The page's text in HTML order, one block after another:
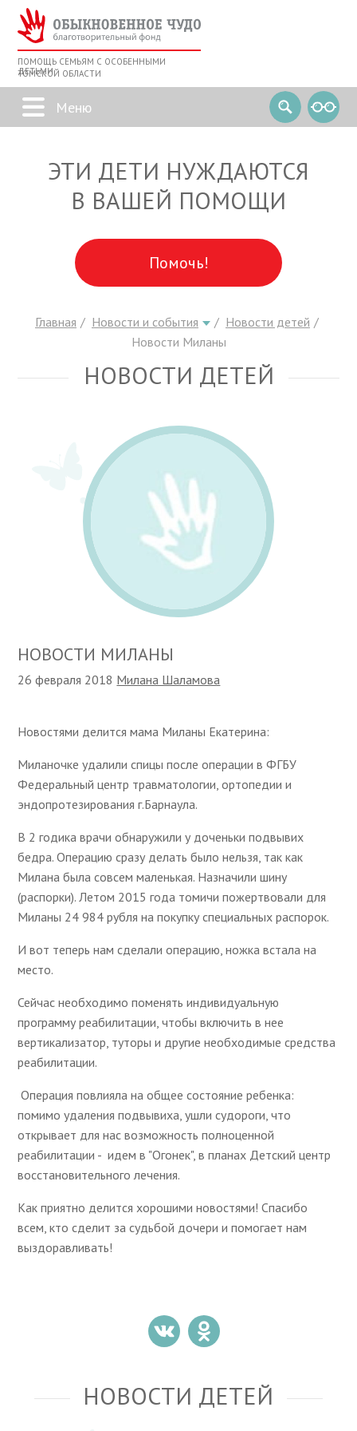
ПОМОЩЬ СЕМЬЯМ С ОСОБЕННЫМИ
ДЕТЬМИ
ТОМСКОЙ ОБЛАСТИ
ЭТИ ДЕТИ НУЖДАЮТСЯ
В ВАШЕЙ ПОМОЩИ
Помочь!
Главная Новости и события
Новости детей
Новости Миланы
НОВОСТИ ДЕТЕЙ
НОВОСТИ МИЛАНЫ
26 февраля 2018 Милана Шаламова
Новостями делится мама Миланы Екатерина:
Миланочке удалили спицы после операции в ФГБУ
Федеральный центр травматологии, ортопедии и
эндопротезирования г.Барнаула.
В 2 годика врачи обнаружили у доченьки подвывих
бедра. Операцию сразу делать было нельзя, так как
Милана была совсем маленькая. Назначили шину
(распорки). Летом 2015 года томичи пожертвовали для
Миланы 24 984 рубля на покупку специальных распорок.
И вот теперь нам сделали операцию, ножка встала на
место.
Сейчас необходимо поменять индивидуальную
программу реабилитации, чтобы включить в нее
вертикализатор, туторы и другие необходимые средства
реабилитации.
Операция повлияла на общее состояние ребенка:
помимо удаления подвывиха, ушли судороги, что
открывает для нас возможность полноценной
реабилитации - идем в "Огонек", в планах Детский центр
восстановительного лечения.
Как приятно делится хорошими новостями! Спасибо
всем, кто сделит за судьбой дочери и помогает нам
выздоравливать!
НОВОСТИ ДЕТЕЙ